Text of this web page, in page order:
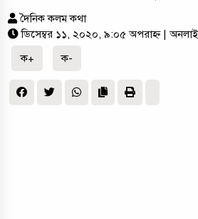
দৈনিক কলম কথা
ডিসেম্বর ১১, ২০২০, ৯:০৫ অপরাহ্ন
|
ক+
ক-